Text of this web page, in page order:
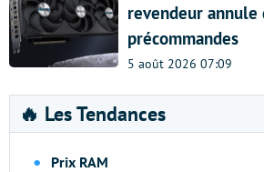
revendeur annule
précommandes
5 août 2026 07:09
🔥 Les Tendances
Prix RAM